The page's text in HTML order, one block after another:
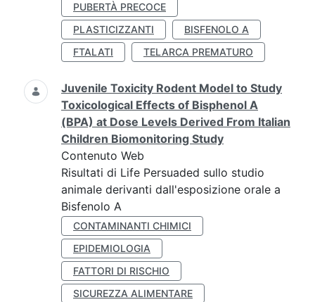
PUBERTÀ PRECOCE
PLASTICIZZANTI
BISFENOLO A
FTALATI
TELARCA PREMATURO
Juvenile Toxicity Rodent Model to Study
Toxicological Effects of Bisphenol A
(BPA) at Dose Levels Derived From Italian
Children Biomonitoring Study
Contenuto Web
Risultati di Life Persuaded sullo studio
animale derivanti dall'esposizione orale a
Bisfenolo A
CONTAMINANTI CHIMICI
EPIDEMIOLOGIA
FATTORI DI RISCHIO
SICUREZZA ALIMENTARE